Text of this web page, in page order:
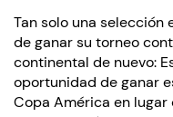
Tan solo una selección
de ganar su torneo
continental de nuevo:
oportunidad de ganar
Copa América en lugar